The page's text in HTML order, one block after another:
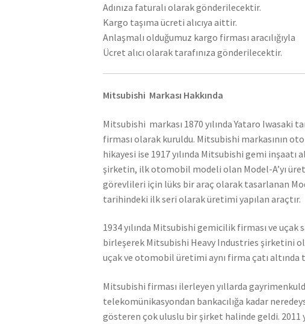
Adınıza faturalı olarak gönderilecektir.
Kargo taşıma ücreti alıcıya aittir.
Anlaşmalı olduğumuz kargo firması aracılığıyla
Ücret alıcı olarak tarafınıza gönderilecektir.
Mitsubishi Markası Hakkında
Mitsubishi markası 1870 yılında Yataro Iwasaki
firması olarak kuruldu. Mitsubishi markasının
hikayesi ise 1917 yılında Mitsubishi gemi inşaatı
şirketin, ilk otomobil modeli olan Model-A’yı
görevlileri için lüks bir araç olarak tasarlanan
tarihindeki ilk seri olarak üretimi yapılan araçtır.
1934 yılında Mitsubishi gemicilik firması ve uçak
birleşerek Mitsubishi Heavy Industries şirketini
uçak ve otomobil üretimi aynı firma çatı altında
Mitsubishi firması ilerleyen yıllarda
telekomünikasyondan bankacılığa kadar
gösteren çok uluslu bir şirket halinde geldi. 2011